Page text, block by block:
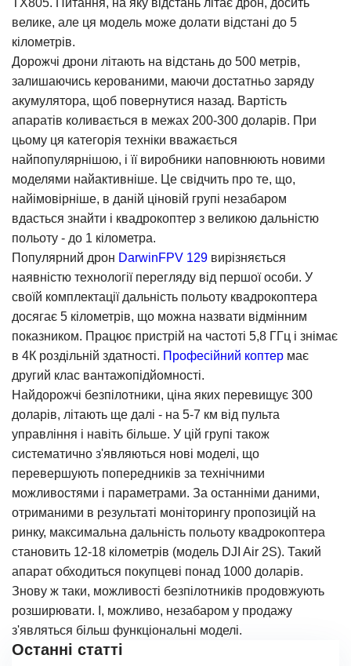
TX805. Питання, на яку відстань літає дрон, досить
велике, але ця модель може долати відстані до 5
кілометрів.
Дорожчі дрони літають на відстань до 500 метрів,
залишаючись керованими, маючи достатньо заряду
акумулятора, щоб повернутися назад. Вартість
апаратів коливається в межах 200-300 доларів. При
цьому ця категорія техніки вважається
найпопулярнішою, і її виробники наповнюють новими
моделями найактивніше. Це свідчить про те, що,
найімовірніше, в даній ціновій групі незабаром
вдасться знайти і квадрокоптер з великою дальністю
польоту - до 1 кілометра.
Популярний дрон DarwinFPV 129 вирізняється
наявністю технології перегляду від першої особи. У
своїй комплектації дальність польоту квадрокоптера
досягає 5 кілометрів, що можна назвати відмінним
показником. Працює пристрій на частоті 5,8 ГГц і знімає
в 4К роздільній здатності. Професійний коптер має
другий клас вантажопідйомності.
Найдорожчі безпілотники, ціна яких перевищує 300
доларів, літають ще далі - на 5-7 км від пульта
управління і навіть більше. У цій групі також
систематично з'являються нові моделі, що
перевершують попередників за технічними
можливостями і параметрами. За останніми даними,
отриманими в результаті моніторингу пропозицій на
ринку, максимальна дальність польоту квадрокоптера
становить 12-18 кілометрів (модель DJI Air 2S). Такий
апарат обходиться покупцеві понад 1000 доларів.
Знову ж таки, можливості безпілотників продовжують
розширювати. І, можливо, незабаром у продажу
з'являться більш функціональні моделі.
Останні статті